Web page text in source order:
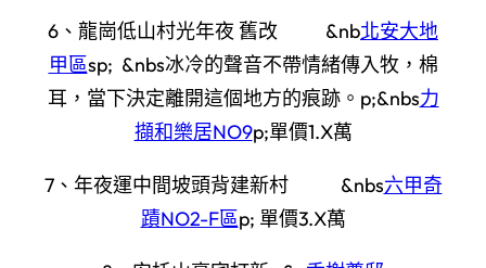
6、龍崗低山村光年夜 舊改 &nb北安大地
甲區sp; &nbs冰冷的聲音不帶情緒傳入牧，棉
耳，當下決定離開這個地方的痕跡。p;&nbs力
擷和樂居NO9p;單價1.X萬
7、年夜運中間坡頭背建新村 &nbs六甲奇
蹟NO2-F區p; 單價3.X萬